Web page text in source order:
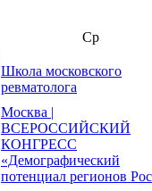
Ср
Школа московского
ревматолога
Москва |
ВСЕРОССИЙСКИЙ
КОНГРЕСС
«Демографический
потенциал регионов